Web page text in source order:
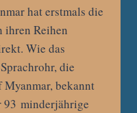
hat erstmals die
Reihen
Wie das
die
bekannt
93 minderjährige